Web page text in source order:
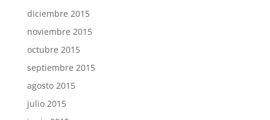
diciembre 2015
noviembre 2015
octubre 2015
septiembre 2015
agosto 2015
julio 2015